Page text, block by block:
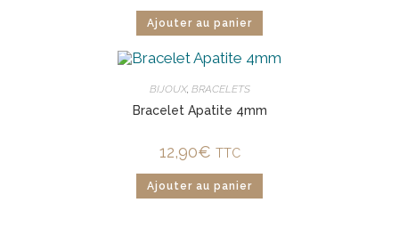
Ajouter au panier
BIJOUX, BRACELETS
Bracelet Apatite 4mm
12,90€ TTC
Ajouter au panier